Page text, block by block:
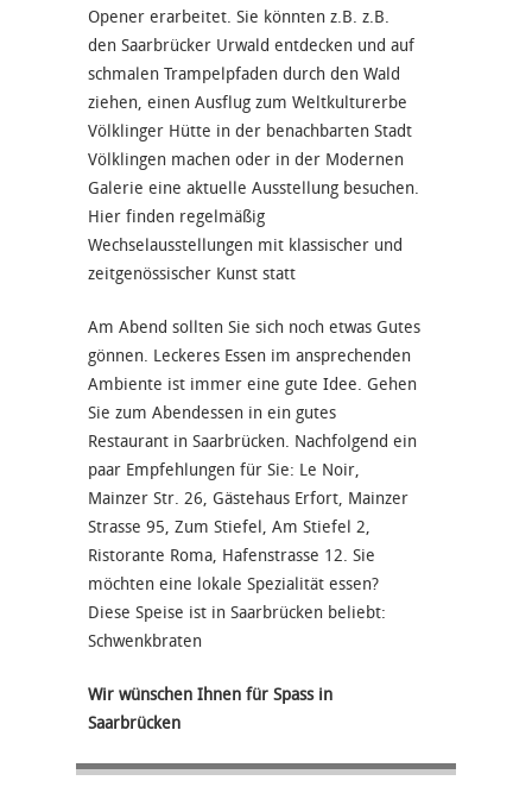
Opener erarbeitet. Sie könnten z.B. z.B.
den Saarbrücker Urwald entdecken und auf
schmalen Trampelpfaden durch den Wald
ziehen, einen Ausflug zum Weltkulturerbe
Völklinger Hütte in der benachbarten Stadt
Völklingen machen oder in der Modernen
Galerie eine aktuelle Ausstellung besuchen.
Hier finden regelmäßig
Wechselausstellungen mit klassischer und
zeitgenössischer Kunst statt
Am Abend sollten Sie sich noch etwas Gutes
gönnen. Leckeres Essen im ansprechenden
Ambiente ist immer eine gute Idee. Gehen
Sie zum Abendessen in ein gutes
Restaurant in Saarbrücken. Nachfolgend ein
paar Empfehlungen für Sie: Le Noir,
Mainzer Str. 26, Gästehaus Erfort, Mainzer
Strasse 95, Zum Stiefel, Am Stiefel 2,
Ristorante Roma, Hafenstrasse 12. Sie
möchten eine lokale Spezialität essen?
Diese Speise ist in Saarbrücken beliebt:
Schwenkbraten
Wir wünschen Ihnen für Spass in
Saarbrücken